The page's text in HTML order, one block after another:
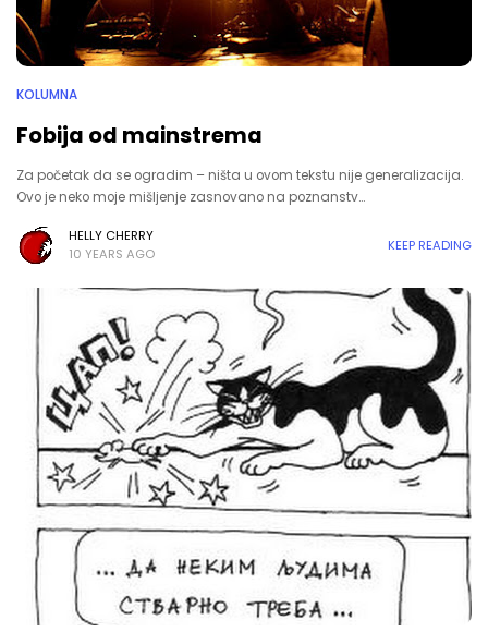
KOLUMNA
Fobija od mainstrema
Za početak da se ogradim – ništa u ovom tekstu nije generalizacija.
Ovo je neko moje mišljenje zasnovano na poznanstv…
HELLY CHERRY
10 YEARS AGO
KEEP READING